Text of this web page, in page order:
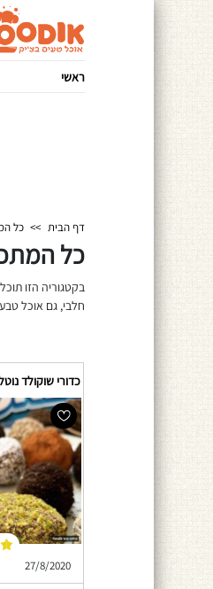
ראשי
דף הבית >> כל
כל
בקטגוריה הזו
חלבי, גם אוכל
כדורי שוקולד נוטלה 7
27/8/2020